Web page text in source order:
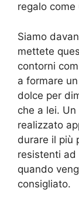
regalo
Siamo
mettete
contorni
a formare
dolce per
che a lei.
realizzato
durare il più
resistenti ad
quando
consigliato.